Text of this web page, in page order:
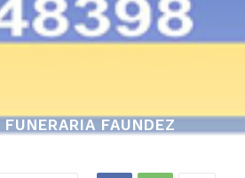
FUNERARIA FAUNDEZ